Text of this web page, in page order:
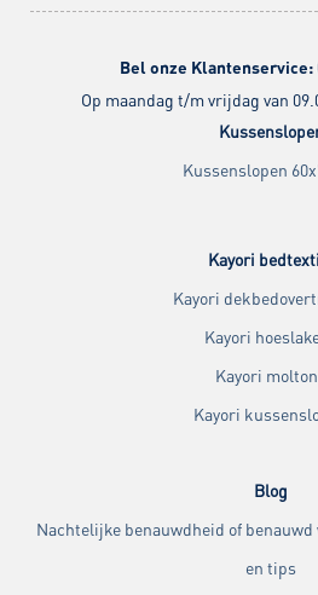
Bel onze Klantenservice:
Op maandag t/m vrijdag van
Kussenslopen
Kayori
Kayori
Kayori
Kayori
Kayori
Blog
Nachtelijke benauwdheid of
en tips